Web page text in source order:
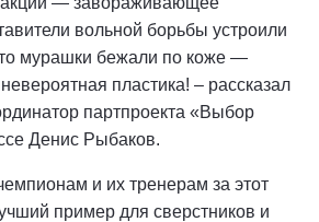
вольной борьбы устроили
мурашки бежали по коже —
пластика! – рассказал
партпроекта «Выбор
Денис Рыбаков.
и их тренерам за этот
пример для сверстников и